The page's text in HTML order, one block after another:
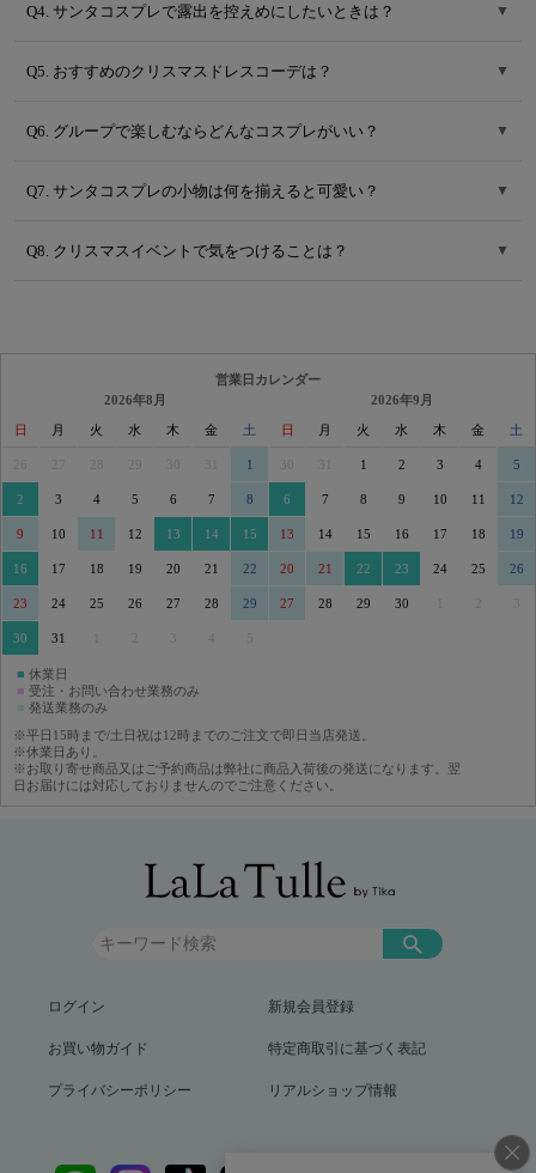
Q4. サンタコスプレで露出を控えめにしたいときは？ ▼
Q5. おすすめのクリスマスドレスコーデは？ ▼
Q6. グループで楽しむならどんなコスプレがいい？ ▼
Q7. サンタコスプレの小物は何を揃えると可愛い？ ▼
Q8. クリスマスイベントで気をつけることは？ ▼
営業日カレンダー
2026年8月
日 月 火 水 木 金 土
29 30 31 1
2 3 4 5 6 7 8
9 10 11 12 13 14 15
16 17 18 19 20 21 22
23 24 25 26 27 28 29
30 31 3 5
2026年9月
日 月 火 水 木 金 土
30 31 1 2 3 4 5
6 7 8 9 10 11 12
13 14 15 16 17 18 19
20 21 22 23 24 25 26
27 28 29 30 3
■ 休業日
■ 受注・お問い合わせ業務のみ
■ 発送業務のみ
※平日15時まで/土日祝は12時までのご注文で即日当店発送。
※休業日あり。
※お取り寄せ商品又はご予約商品は弊社に商品入荷後の発送になります。翌
日お届けには対応しておりませんのでご注意ください。
ログイン 新規会員登録
お買い物ガイド 特定商取引に基づく表記
プライバシーポリシー リアルショップ情報